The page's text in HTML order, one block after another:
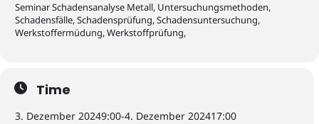
Seminar Schadensanalyse Metall, Untersuchungsmethoden,
Schadensfälle, Schadensprüfung, Schadensuntersuchung,
Werkstoffermüdung, Werkstoffprüfung,
Time
3. Dezember 20249:00-4. Dezember 202417:00